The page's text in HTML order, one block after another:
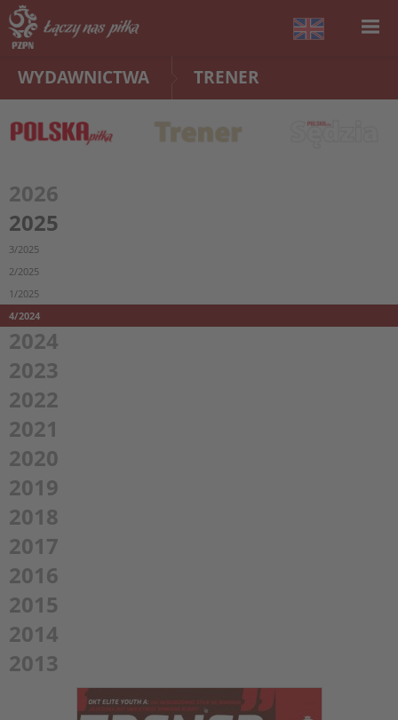
WYDAWNICTWA TRENER
2026
2025
3/2025
2/2025
1/2025
4/2024
2024
2023
2022
2021
2020
2019
2018
2017
2016
2015
2014
2013